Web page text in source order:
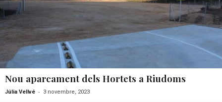
Nou aparcament dels Hortets a Riudoms
Júlia Vellvé - 3 novembre, 2023